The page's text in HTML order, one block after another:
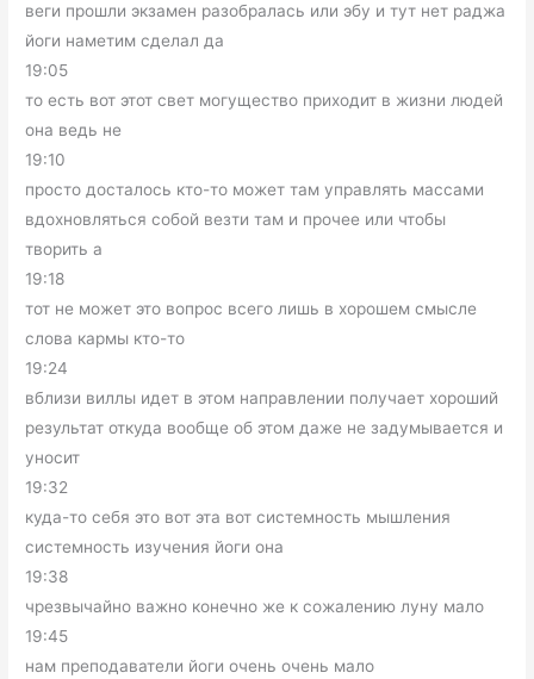
веги прошли экзамен разобралась или эбу и тут нет раджа
йоги наметим сделал да
19:05
то есть вот этот свет могущество приходит в жизни людей
она ведь не
19:10
просто досталось кто-то может там управлять массами
вдохновляться собой везти там и прочее или чтобы
творить а
19:18
тот не может это вопрос всего лишь в хорошем смысле
слова кармы кто-то
19:24
вблизи виллы идет в этом направлении получает хороший
результат откуда вообще об этом даже не задумывается и
уносит
19:32
куда-то себя это вот эта вот системность мышления
системность изучения йоги она
19:38
чрезвычайно важно конечно же к сожалению луну мало
19:45
нам преподаватели йоги очень очень мало